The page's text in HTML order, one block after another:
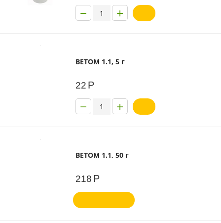
+
−
ВЕТОМ 1.1, 5 г
22 Р
+
−
ВЕТОМ 1.1, 50 г
218 Р